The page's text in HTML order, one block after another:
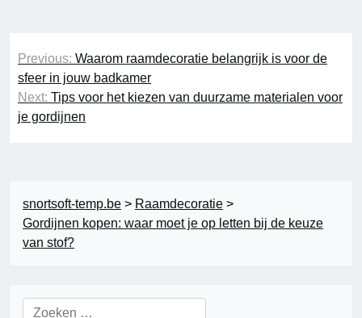
Berichtnavigatie
Previous: Waarom raamdecoratie belangrijk is voor de
sfeer in jouw badkamer
Next: Tips voor het kiezen van duurzame materialen voor
je gordijnen
snortsoft-temp.be > Raamdecoratie >
Gordijnen kopen: waar moet je op letten bij de keuze
van stof?
Zoeken